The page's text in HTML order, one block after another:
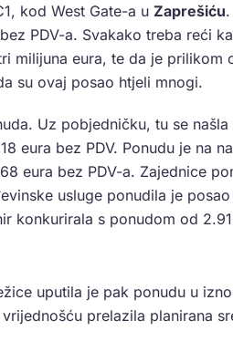
kod West Gate-a u Zaprešiću
PDV-a. Svakako treba reći
milijuna eura, te da je prilikom
su ovaj posao htjeli mnogi.
Uz pobjedničku, tu se
eura bez PDV. Ponudu je na
eura bez PDV-a. Zajednice
usluge ponudila je
konkurirala s ponudom od
uputila je pak ponudu u
prelazila planirana